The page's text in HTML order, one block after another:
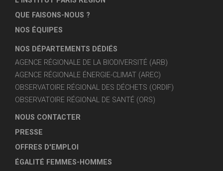
QUE FAISONS-NOUS ?
NOS ÉQUIPES
NOS DÉPARTEMENTS DÉDIÉS
AGENCE RÉGIONALE DE LA BIODIVERSITÉ (ARB)
AGENCE RÉGIONALE ÉNERGIE-CLIMAT (AREC)
OBSERVATOIRE RÉGIONAL DES DÉCHETS (ORDIF)
OBSERVATOIRE RÉGIONAL DE SANTÉ (ORS)
NOUS CONTACTER
PRESSE
OFFRES D'EMPLOI
ÉGALITÉ FEMMES-HOMMES